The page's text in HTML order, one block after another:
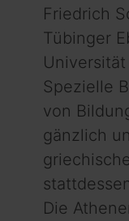
Friedrich
Tübinger
Spezielle
von
gänzlich
Die